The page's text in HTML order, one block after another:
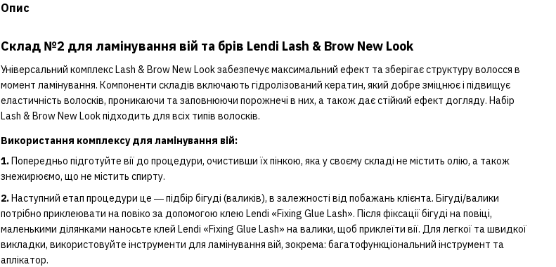
Опис
Склад №2 для ламінування вій та брів Lendi Lash & Brow New Look
Універсальний комплекс Lash & Brow New Look забезпечує максимальний ефект та зберігає структуру волосся в
момент ламінування. Компоненти складів включають гідролізований кератин, який добре зміцнює і підвищує
еластичність волосків, проникаючи та заповнюючи порожнечі в них, а також дає стійкий ефект догляду. Набір
Lash & Brow New Look підходить для всіх типів волосків.
Використання комплексу для ламінування вій:
1.Попередньо підготуйте вії до процедури, очистивши їх пінкою, яка у своєму складі не містить олію, а також
знежирюємо, що не містить спирту.
2.Наступний етап процедури це ― підбір бігуді (валиків), в залежності від побажань клієнта. Бігуді/валики
потрібно приклеювати на повіко за допомогою клею Lendi «Fixing Glue Lash». Після фіксації бігуді на повіці,
маленькими ділянками наносьте клей Lendi «Fixing Glue Lash» на валики, щоб приклеїти вії. Для легкої та швидкої
викладки, використовуйте інструменти для ламінування вій, зокрема: багатофункціональний інструмент та
аплікатор.